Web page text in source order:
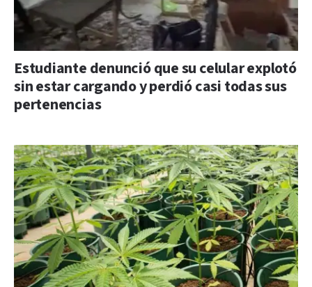
Estudiante denunció que su celular explotó
sin estar cargando y perdió casi todas sus
pertenencias